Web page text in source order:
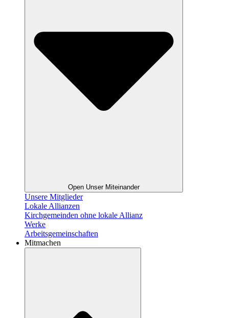
Open Unser Miteinander
Unsere Mitglieder
Lokale Allianzen
Kirchgemeinden ohne lokale Allianz
Werke
Arbeitsgemeinschaften
Mitmachen